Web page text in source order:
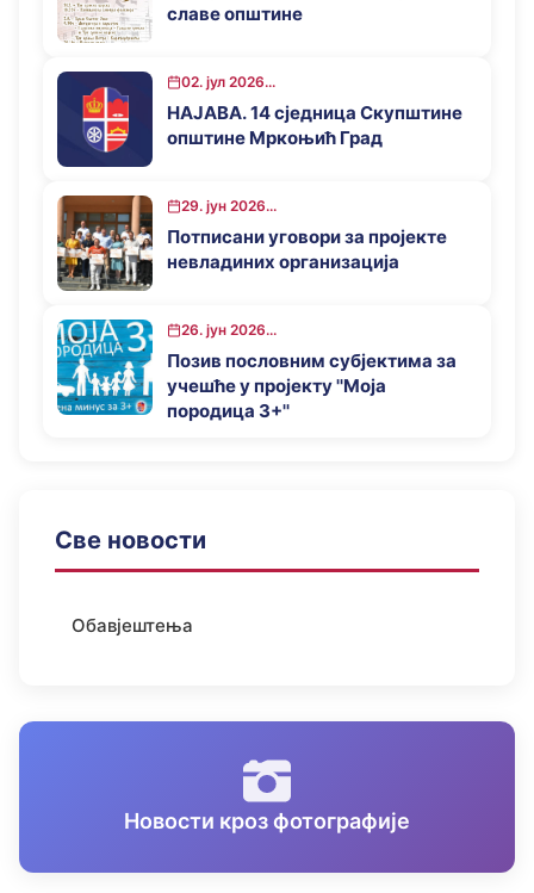
славе општине
02. јул 2026...
НАЈАВА. 14 сједница Скупштине
општине Мркоњић Град
29. јун 2026...
Потписани уговори за пројекте
невладиних организација
26. јун 2026...
Позив пословним субјектима за
учешће у пројекту ''Моја
породица 3+''
Све новости
Обавјештења
Новости кроз фотографије